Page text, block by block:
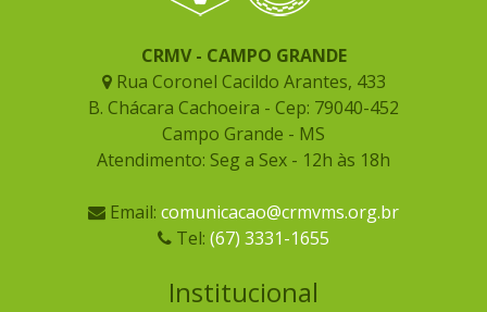
CRMV - CAMPO GRANDE
Rua Coronel Cacildo Arantes, 433
B. Chácara Cachoeira - Cep: 79040-452
Campo Grande - MS
Atendimento: Seg a Sex - 12h às 18h
Email: comunicacao@crmvms.org.br
Tel: (67) 3331-1655
Institucional